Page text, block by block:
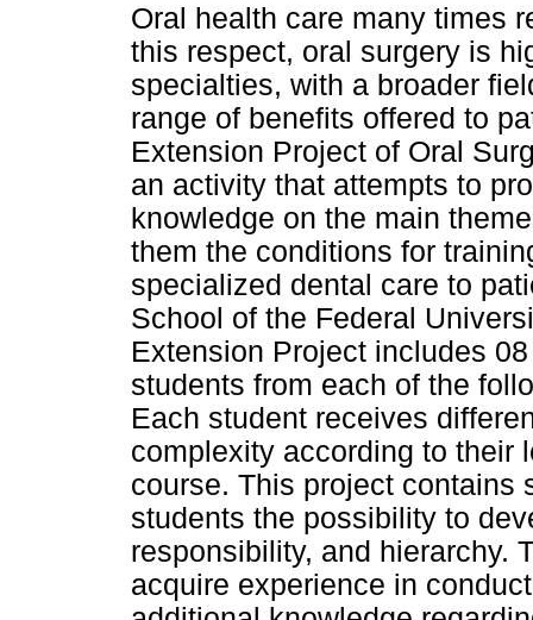
Oral health care many times
this respect, oral surgery is
specialties, with a broader
range of benefits offered to
Extension Project of Oral
an activity that attempts to
knowledge on the main
them the conditions for
specialized dental care to
School of the Federal
Extension Project includes
students from each of the
Each student receives
complexity according to their
course. This project contains
students the possibility to
responsibility, and hierarchy.
acquire experience in